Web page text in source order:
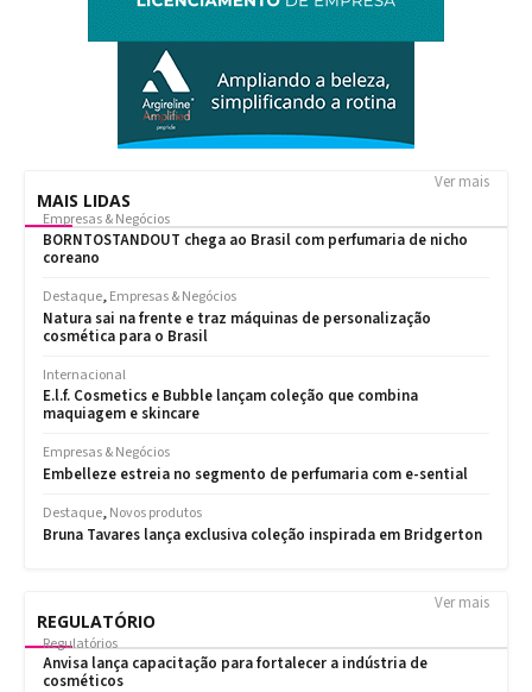
MAIS LIDAS
Ver mais
REGULATÓRIO
Ver mais
Regulatórios
Anvisa lança capacitação para fortalecer a indústria de
cosméticos